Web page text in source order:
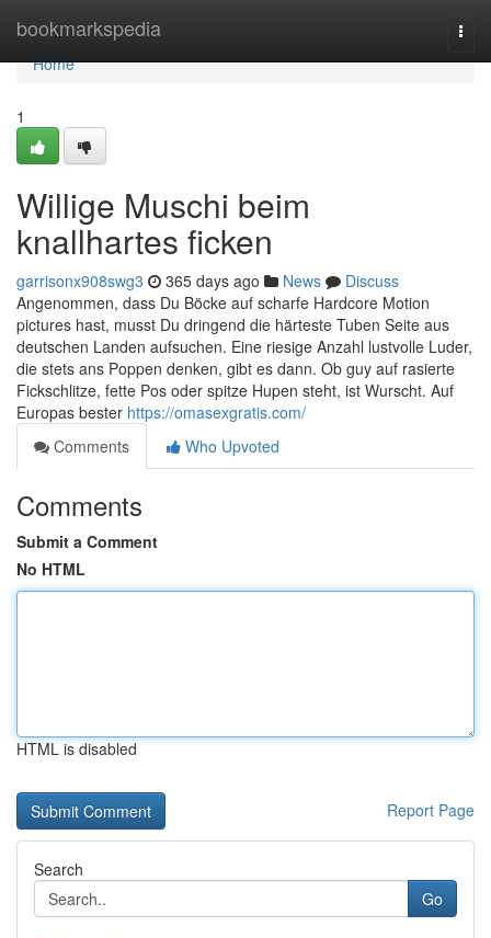
bookmarkspedia
Home
Home
1
Willige Muschi beim
knallhartes ficken
garrisonx908swg3 365 days ago News
Discuss
Angenommen, dass Du Böcke auf scharfe Hardcore Motion
pictures hast, musst Du dringend die härteste Tuben Seite aus
deutschen Landen aufsuchen. Eine riesige Anzahl lustvolle Luder,
die stets ans Poppen denken, gibt es dann. Ob guy auf rasierte
Fickschlitze, fette Pos oder spitze Hupen steht, ist Wurscht. Auf
Europas bester https://omasexgratis.com/
Comments
Who Upvoted
Comments
Submit a Comment
No HTML
HTML is disabled
Report Page
Search
Go